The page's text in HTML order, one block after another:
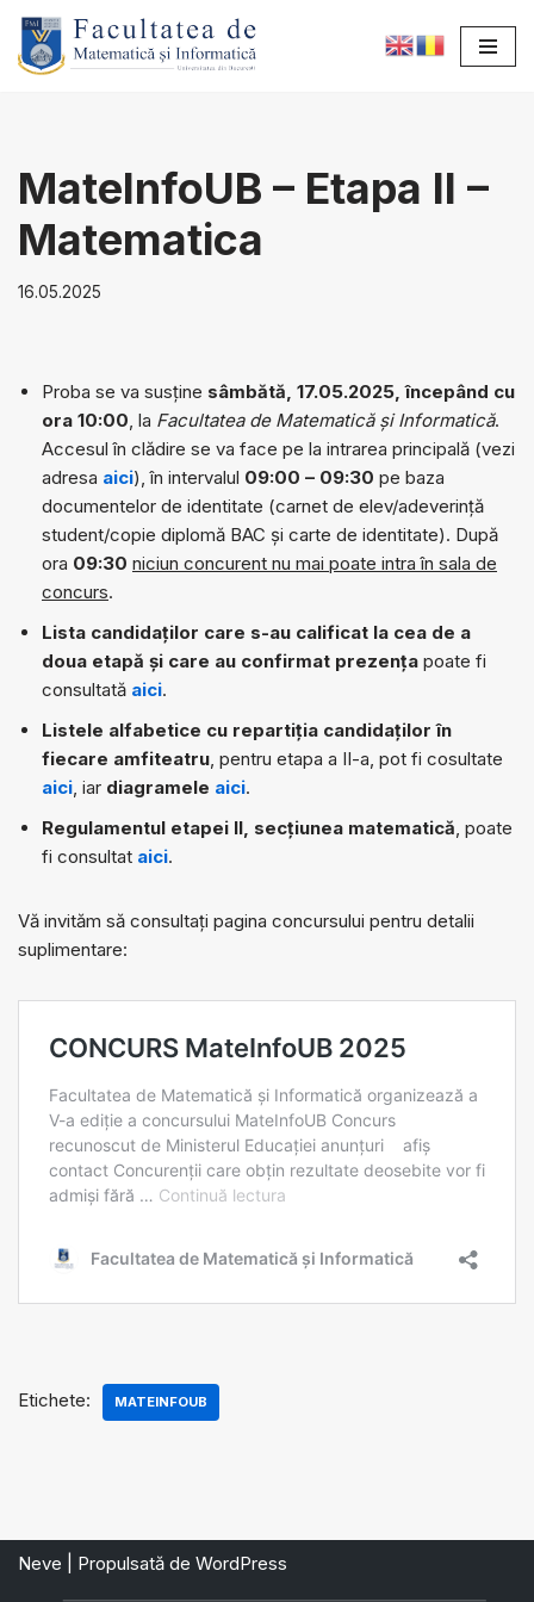
Sari
MateInfoUB – Etapa II –
Matematica
16.05.2025
Proba se va susține sâmbătă, 17.05.2025, începând cu
ora 10:00, la Facultatea de Matematică și Informatică.
Accesul în clădire se va face pe la intrarea principală (vezi
adresa aici), în intervalul 09:00 – 09:30 pe baza
documentelor de identitate (carnet de elev/adeverință
student/copie diplomă BAC și carte de identitate). După
ora 09:30 niciun concurent nu mai poate intra în sala de
concurs.
Lista candidaților care s-au calificat la cea de a
doua etapă și care au confirmat prezența poate fi
consultată aici.
Listele alfabetice cu repartiția candidaților în
fiecare amfiteatru, pentru etapa a II-a, pot fi cosultate
aici, iar diagramele aici.
Regulamentul etapei II, secțiunea matematică, poate
fi consultat aici.
Vă invităm să consultați pagina concursului pentru detalii
suplimentare:
Etichete: MATEINFOUB
Neve | Propulsată de WordPress